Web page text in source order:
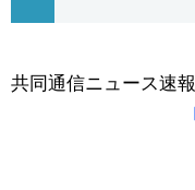
社会
旅と暮らし
科学・技術
暮らし
共同通信ニュース速報